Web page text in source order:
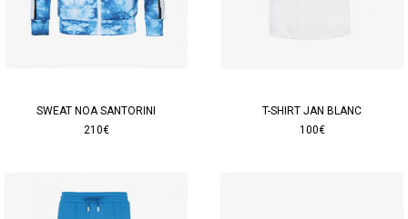
SWEAT NOA SANTORINI
210€
T-SHIRT JAN BLANC
100€